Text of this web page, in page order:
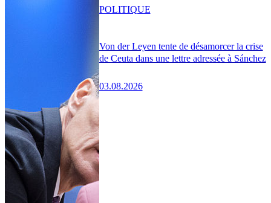
Von der Leyen tente de désamorcer la crise
de Ceuta dans une lettre adressée à Sánchez
03.08.2026
POLITIQUE